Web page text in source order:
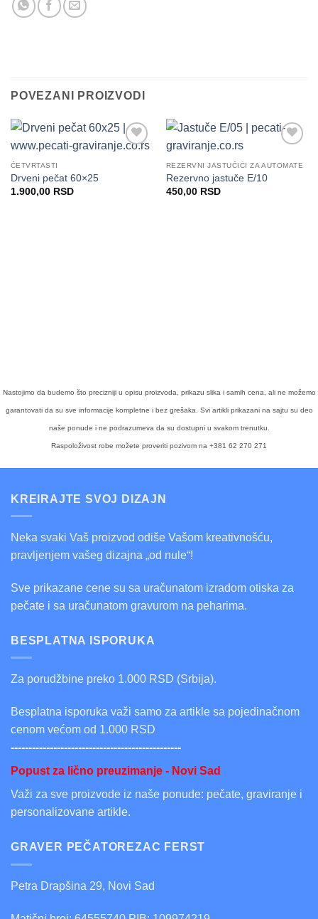
POVEZANI PROIZVODI
ČETVRTASTI
Drveni pečat 60×25
1.900,00 RSD
na
REZERVNI JASTUČIĆI ZA AUTOMATE
Rezervno jastuče E/10
450,00 RSD
Nastojimo da budemo što precizniji u opisu proizvoda, prikazu slika i samih cena, ali ne možemo
garantovati da su sve informacije kompletne i bez grešaka. Svi artikli prikazani na sajtu su deo
naše ponude i ne podrazumeva da su dostupni u svakom trenutku.
Raspoloživost robe možete proveriti pozivom na +381 62 270 271
KREIRAJTE SVOJ DIZAJN
Neka svaki Vaš proizvod odiše Vašom kreativnošću,
pravljenjem vašeg dizajna „od nule“!
Sve prikazane cene su sa uračunatom izradom otiska za
pečate i sa uračunatom gravurom na peharima.
BESPLATNA ISPORUKA
Za porudžbine preko 1.000 RSD (Srbija).
Besplatna isporuka važi samo za artikle sa pojedinačnom
cenom većom od 1.000 RSD
------------------------------------------------
Popust za lično preuzimanje - Novi Sad
Važi za sve proizvode iz naše ponude: pečate, graviranje i
personalizovane artikle.
GRAVER PEČATOREZAC FERST
Petra Drapšina 29, Novi Sad